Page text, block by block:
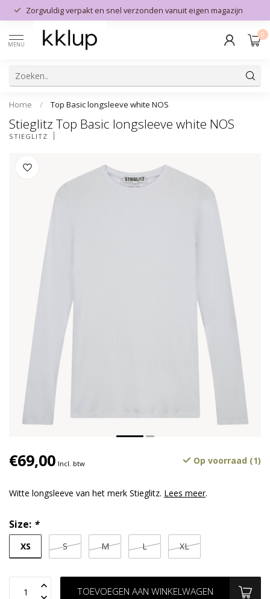
Zorgvuldig verpakt en snel verzonden vanuit eigen magazijn
MENU
0
Home / Top Basic longsleeve white NOS
Stieglitz Top Basic longsleeve white NOS
STIEGLITZ
€69,00 Incl. btw Op voorraad (1)
Witte longsleeve van het merk Stieglitz. Lees meer.
Size: *
XS S M L XL
TOEVOEGEN AAN WINKELWAGEN